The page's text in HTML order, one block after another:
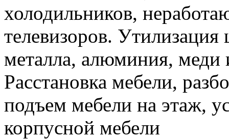
холодильников,
телевизоров. Утилизация
металла, алюминия, меди
Расстановка мебели,
подъем мебели на этаж,
корпусной мебели